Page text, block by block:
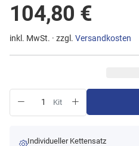
104,80 €
inkl. MwSt. · zzgl. Versandkosten
Kit
Individueller Kettensatz